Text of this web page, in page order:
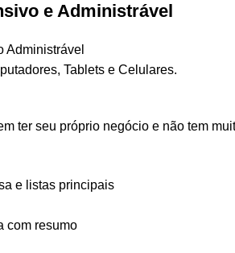
e Administrável
Administrável
Tablets e Celulares.
ter seu próprio negócio e não tem
e listas principais
com resumo